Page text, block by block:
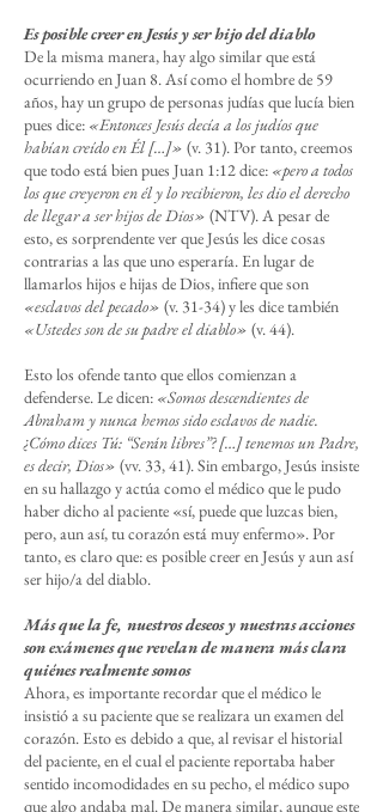
Es posible creer en Jesús y ser hijo del diablo
De la misma manera, hay algo similar que está
ocurriendo en Juan 8. Así como el hombre de 59
años, hay un grupo de personas judías que lucía bien
pues dice: «Entonces Jesús decía a los judíos que
habían creído en Él […]» (v. 31). Por tanto, creemos
que todo está bien pues Juan 1:12 dice: «pero a todos
los que creyeron en él y lo recibieron, les dio el derecho
de llegar a ser hijos de Dios» (NTV). A pesar de
esto, es sorprendente ver que Jesús les dice cosas
contrarias a las que uno esperaría. En lugar de
llamarlos hijos e hijas de Dios, infiere que son
«esclavos del pecado» (v. 31-34) y les dice también
«Ustedes son de su padre el diablo» (v. 44).
Esto los ofende tanto que ellos comienzan a
defenderse. Le dicen: «Somos descendientes de
Abraham y nunca hemos sido esclavos de nadie.
¿Cómo dices Tú: “Serán libres”? […] tenemos un Padre,
es decir, Dios» (vv. 33, 41). Sin embargo, Jesús insiste
en su hallazgo y actúa como el médico que le pudo
haber dicho al paciente «sí, puede que luzcas bien,
pero, aun así, tu corazón está muy enfermo». Por
tanto, es claro que: es posible creer en Jesús y aun así
ser hijo/a del diablo.
Más que la fe, nuestros deseos y nuestras acciones
son exámenes que revelan de manera más clara
quiénes realmente somos
Ahora, es importante recordar que el médico le
insistió a su paciente que se realizara un examen del
corazón. Esto es debido a que, al revisar el historial
del paciente, en el cual el paciente reportaba haber
sentido incomodidades en su pecho, el médico supo
que algo andaba mal. De manera similar, aunque este